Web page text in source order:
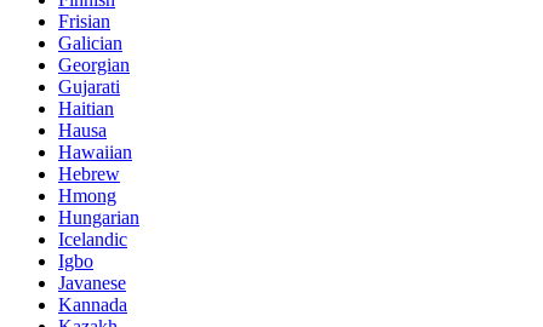
Frisian
Galician
Georgian
Gujarati
Haitian
Hausa
Hawaiian
Hebrew
Hmong
Hungarian
Icelandic
Igbo
Javanese
Kannada